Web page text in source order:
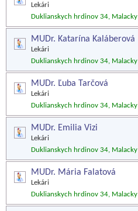
Lekári
Duklianskych hrdinov 34, Malacky
MUDr. Katarína Kaláberová
Lekári
Duklianskych hrdinov 34, Malacky
MUDr. Ľuba Tarčová
Lekári
Duklianskych hrdinov 34, Malacky
MUDr. Emilia Vizi
Lekári
Duklianskych hrdinov 34, Malacky
MUDr. Mária Falatová
Lekári
Duklianskych hrdinov 34, Malacky